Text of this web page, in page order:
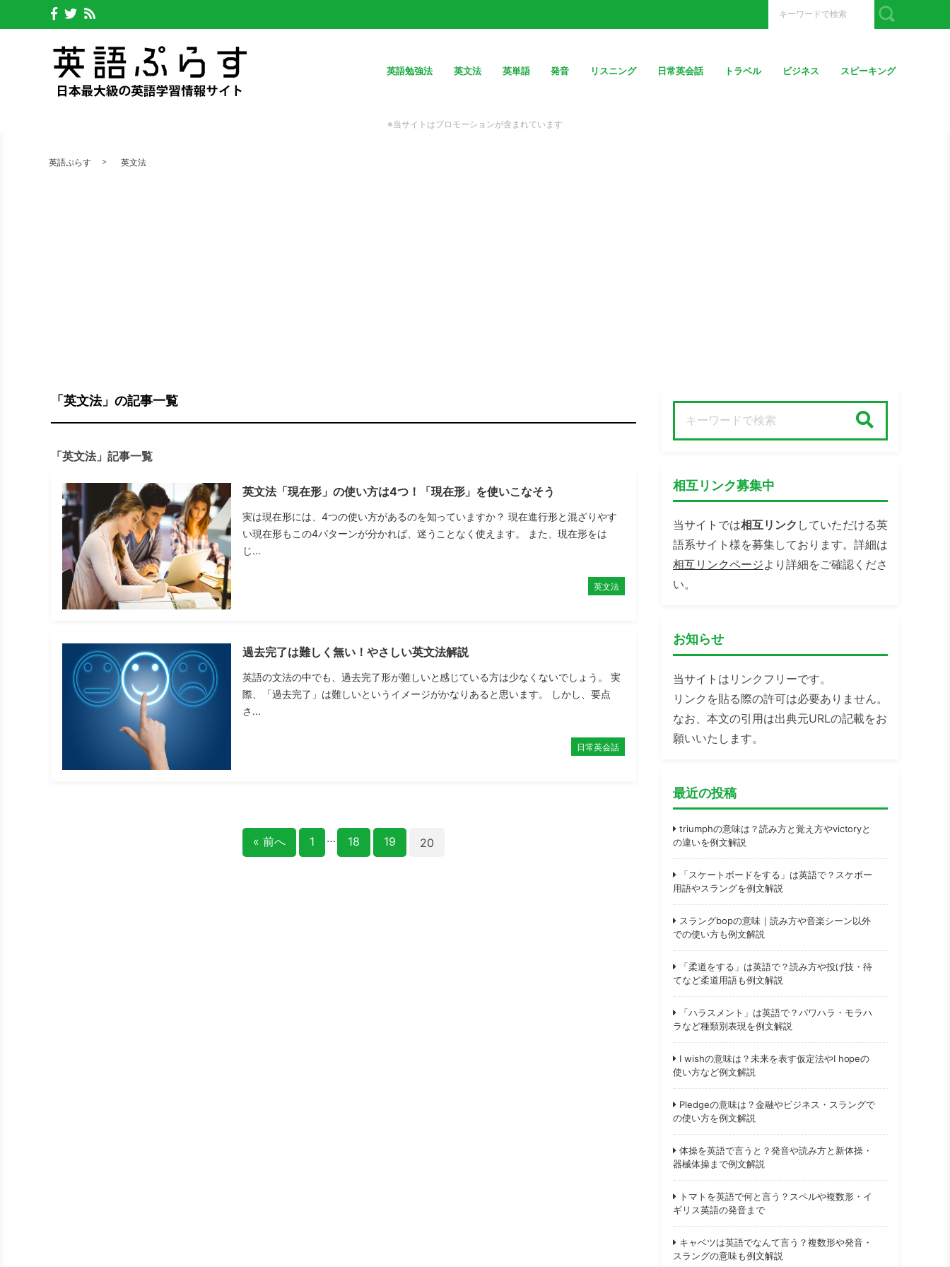
英語勉強法 英文法 英単語 発音 リスニング 日常英会話 トラベル ビジネス スピーキング
※当サイトはプロモーションが含まれています
英語ぷらす 英文法
「英文法」の記事一覧
「英文法」記事一覧
英文法「現在形」の使い方は4つ！「現在形」を使いこなそう
実は現在形には、4つの使い方があるのを知っていますか？ 現在進行形と混ざりやす
い現在形もこの4パターンが分かれば、迷うことなく使えます。 また、現在形をは
じ...
英文法
過去完了は難しく無い！やさしい英文法解説
英語の文法の中でも、過去完了形が難しいと感じている方は少なくないでしょう。 実
際、「過去完了」は難しいというイメージがかなりあると思います。 しかし、要点
さ...
日常英会話
« 前へ 1 … 18 19 20
相互リンク募集中
当サイトでは相互リンク していただける英
語系サイト様を募集しております。詳細は
相互リンクページより詳細をご確認くださ
い。
お知らせ
当サイトはリンクフリーです。
リンクを貼る際の許可は必要ありません。
なお、本文の引用は出典元URLの記載をお
願いいたします。
最近の投稿
triumphの意味は？読み方と覚え方やvictoryと
の違いを例文解説
「スケートボードをする」は英語で？スケボー
用語やスラングを例文解説
スラングbopの意味｜読み方や音楽シーン以外
での使い方も例文解説
「柔道をする」は英語で？読み方や投げ技・待
てなど柔道用語も例文解説
「ハラスメント」は英語で？パワハラ・モラハ
ラなど種類別表現を例文解説
I wishの意味は？未来を表す仮定法やI hopeの
使い方など例文解説
Pledgeの意味は？金融やビジネス・スラングで
の使い方を例文解説
体操を英語で言うと？発音や読み方と新体操・
器械体操まで例文解説
トマトを英語で何と言う？スペルや複数形・イ
ギリス英語の発音まで
キャベツは英語でなんて言う？複数形や発音・
スラングの意味も例文解説